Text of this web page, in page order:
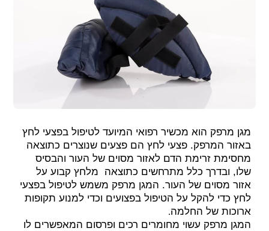
מגן מרפק הוא מכשיר רפואי המיועד לטיפול בפצעי לחץ
באזור המרפק. פצעי לחץ הם פצעים שנוצרים כתוצאה
מחסימת זרימת הדם לאזור מסוים של העור והבסיס
שלו, ובדרך כלל מתרחשים כתוצאה מלחץ קבוע על
אזור מסוים של העור. המגן מרפק משמש לטיפול בפצעי
לחץ כדי להקל על הטיפול בפצועים וכדי למנוע תקופות
ארוכות של החלמה.
המגן מרפק עשוי מחומרים רכים ופרסום המאפשרים לו